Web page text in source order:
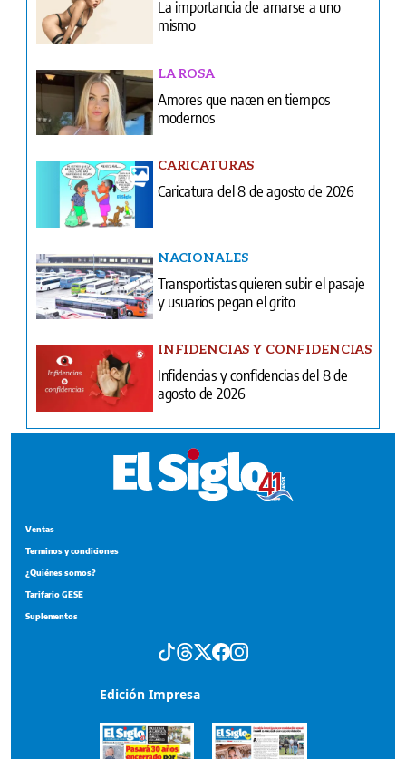
La importancia de amarse a uno
mismo
LA ROSA
Amores que nacen en tiempos
modernos
CARICATURAS
Caricatura del 8 de agosto de 2026
NACIONALES
Transportistas quieren subir el pasaje
y usuarios pegan el grito
INFIDENCIAS Y CONFIDENCIAS
Infidencias y confidencias del 8 de
agosto de 2026
Ventas
Terminos y condiciones
¿Quiénes somos?
Tarifario GESE
Suplementos
Edición Impresa